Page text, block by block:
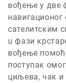
вођење у две
навигационог
сателитским
uфази
вођење
поступак
циљева, чак и